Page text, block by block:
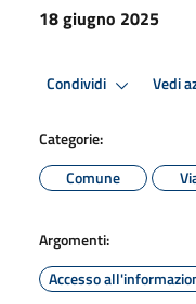
18 giugno 2025
Condividi Vedi
Categorie:
Comune
Argomenti:
Accesso